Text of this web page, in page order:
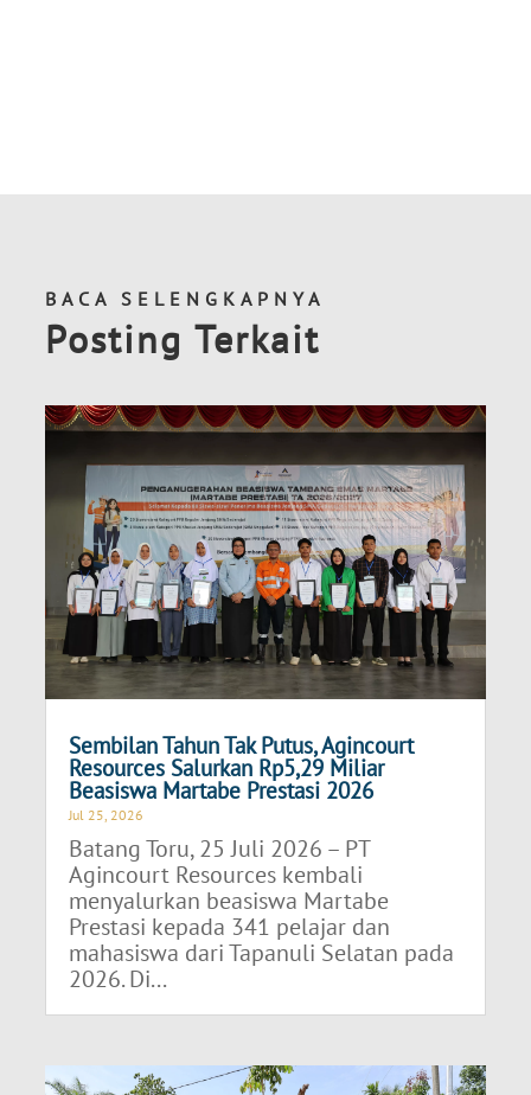
BACA SELENGKAPNYA
Posting Terkait
Sembilan Tahun Tak Putus, Agincourt
Resources Salurkan Rp5,29 Miliar
Beasiswa Martabe Prestasi 2026
Jul 25, 2026
Batang Toru, 25 Juli 2026 – PT
Agincourt Resources kembali
menyalurkan beasiswa Martabe
Prestasi kepada 341 pelajar dan
mahasiswa dari Tapanuli Selatan pada
2026. Di...